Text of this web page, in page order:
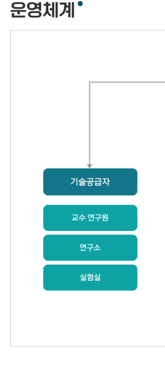
운영체계